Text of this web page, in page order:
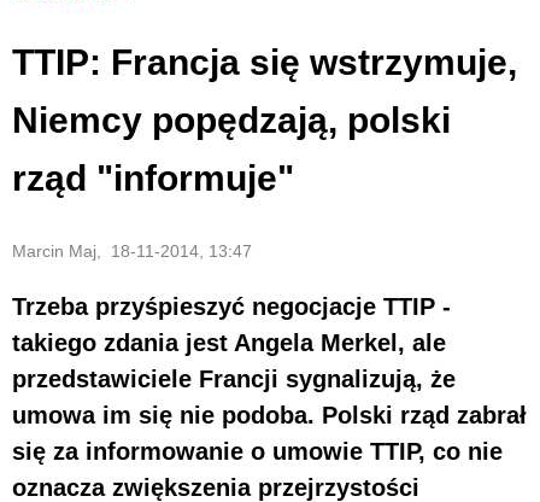
TTIP: Francja się wstrzymuje,
Niemcy popędzają, polski
rząd "informuje"
Marcin Maj, 18-11-2014, 13:47
Trzeba przyśpieszyć negocjacje TTIP -
takiego zdania jest Angela Merkel, ale
przedstawiciele Francji sygnalizują, że
umowa im się nie podoba. Polski rząd zabrał
się za informowanie o umowie TTIP, co nie
oznacza zwiększenia przejrzystości